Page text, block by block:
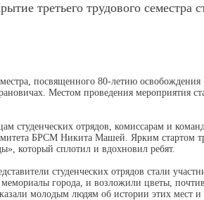
третьего трудового семестра
посвященного 80-летию
Местом проведения мероприятия
студенческих отрядов, комиссарам и
БРСМ Никита Машей. Ярким стартом
который сплотил и вдохновил ребят.
студенческих отрядов стали
города, и возложили цветы,
молодым людям об истории этих мест